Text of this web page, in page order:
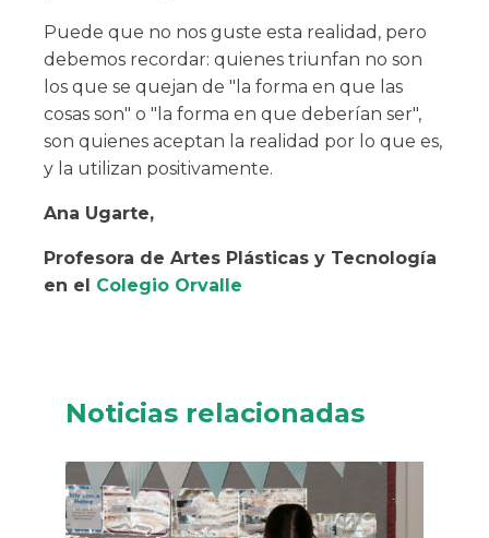
Puede que no nos guste esta realidad, pero
debemos recordar: quienes triunfan no son
los que se quejan de "la forma en que las
cosas son" o "la forma en que deberían ser",
son quienes aceptan la realidad por lo que es,
y la utilizan positivamente.
Ana Ugarte,
Profesora de Artes Plásticas y Tecnología
en el Colegio Orvalle
Noticias relacionadas